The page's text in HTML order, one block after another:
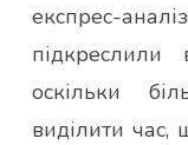
експрес-
підкреслили
оскільки
виділити час,